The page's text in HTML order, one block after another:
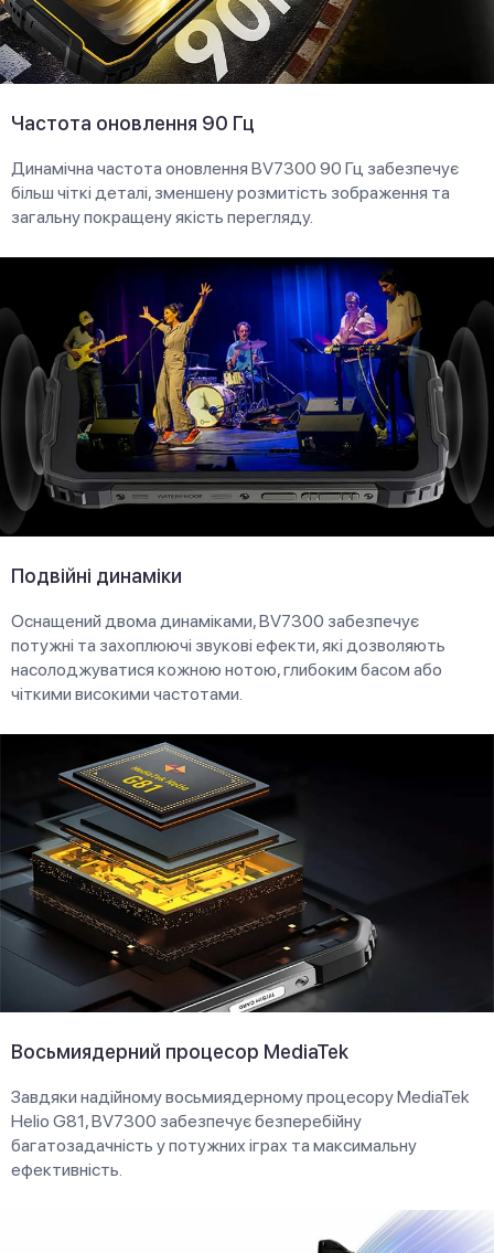
Частота оновлення 90 Гц
Динамічна частота оновлення BV7300 90 Гц забезпечує
більш чіткі деталі, зменшену розмитість зображення та
загальну покращену якість перегляду.
Подвійні динаміки
Оснащений двома динаміками, BV7300 забезпечує
потужні та захоплюючі звукові ефекти, які дозволяють
насолоджуватися кожною нотою, глибоким басом або
чіткими високими частотами.
Восьмиядерний процесор MediaTek
Завдяки надійному восьмиядерному процесору MediaTek
Helio G81, BV7300 забезпечує безперебійну
багатозадачність у потужних іграх та максимальну
ефективність.